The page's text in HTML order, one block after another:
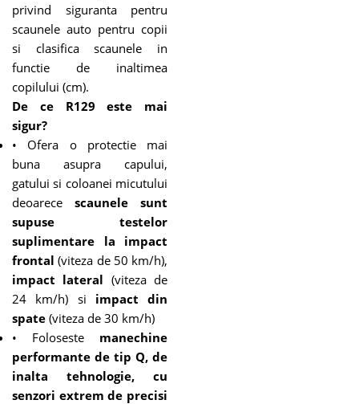
privind siguranta pentru
scaunele auto pentru copii
si clasifica scaunele in
functie de inaltimea
copilului (cm).
De ce R129 este mai
sigur?
• Ofera o protectie mai
buna asupra capului,
gatului si coloanei micutului
deoarece scaunele sunt
supuse testelor
suplimentare la impact
frontal (viteza de 50 km/h),
impact lateral (viteza de
24 km/h) si impact din
spate (viteza de 30 km/h)
• Foloseste manechine
performante de tip Q, de
inalta tehnologie, cu
senzori extrem de precisi